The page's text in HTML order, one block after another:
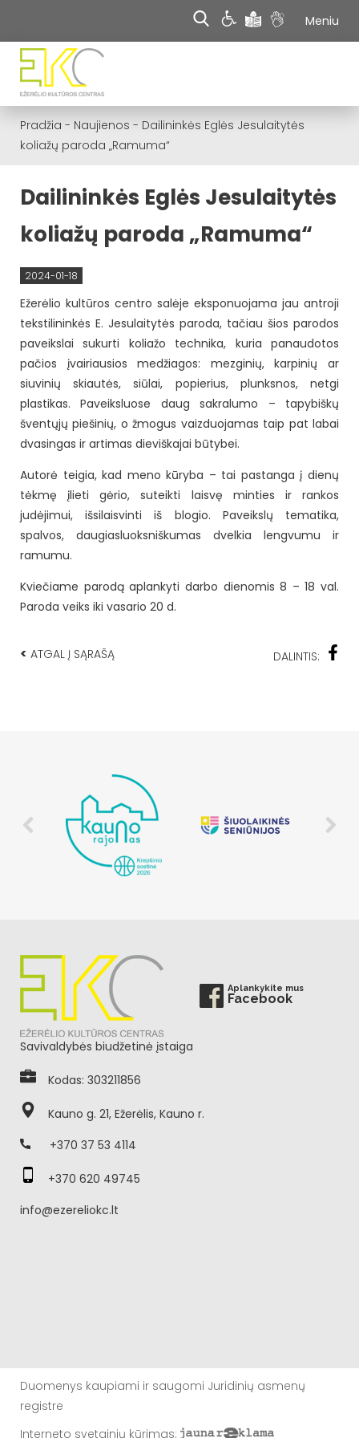
Meniu
Pradžia - Naujienos - Dailininkės Eglės Jesulaitytės
koliažų paroda „Ramuma“
Dailininkės Eglės Jesulaitytės
koliažų paroda „Ramuma“
2024-01-18
Ežerėlio kultūros centro salėje eksponuojama jau antroji
tekstilininkės E. Jesulaitytės paroda, tačiau šios parodos
paveikslai sukurti koliažo technika, kuria panaudotos
pačios įvairiausios medžiagos: mezginių, karpinių ar
siuvinių skiautės, siūlai, popierius, plunksnos, netgi
plastikas. Paveiksluose daug sakralumo – tapybiškų
šventųjų piešinių, o žmogus vaizduojamas taip pat labai
dvasingas ir artimas dieviškajai būtybei.
Autorė teigia, kad meno kūryba – tai pastanga į dienų
tėkmę įlieti gėrio, suteikti laisvę minties ir rankos
judėjimui, išsilaisvinti iš blogio. Paveikslų tematika,
spalvos, daugiasluoksniškumas dvelkia lengvumu ir
ramumu.
Kviečiame parodą aplankyti darbo dienomis 8 – 18 val.
Paroda veiks iki vasario 20 d.
< ATGAL Į SĄRAŠĄ DALINTIS:
Aplankykite mus
Facebook
Savivaldybės biudžetinė įstaiga
Kodas: 303211856
Kauno g. 21, Ežerėlis, Kauno r.
+370 37 53 4114
+370 620 49745
info@ezereliokc.lt
Duomenys kaupiami ir saugomi Juridinių asmenų
registre
Interneto svetainių kūrimas: